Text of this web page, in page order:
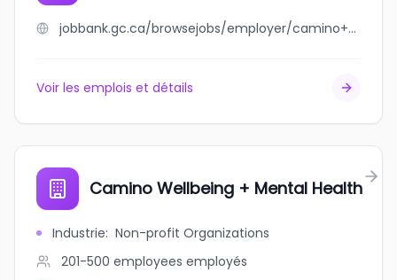
jobbank.gc.ca/browsejobs/employer/camino+taco/ca
Voir les emplois et détails
Camino Wellbeing + Mental Health
Industrie: Non-profit Organizations
201-500 employees employés